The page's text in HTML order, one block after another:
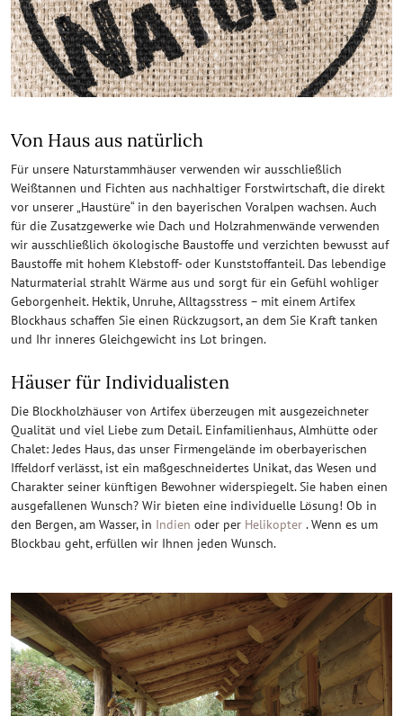
Von Haus aus natürlich
Für unsere Naturstammhäuser verwenden wir ausschließlich
Weißtannen und Fichten aus nachhaltiger Forstwirtschaft, die direkt
vor unserer „Haustüre“ in den bayerischen Voralpen wachsen. Auch
für die Zusatzgewerke wie Dach und Holzrahmenwände verwenden
wir ausschließlich ökologische Baustoffe und verzichten bewusst auf
Baustoffe mit hohem Klebstoff- oder Kunststoffanteil. Das lebendige
Naturmaterial strahlt Wärme aus und sorgt für ein Gefühl wohliger
Geborgenheit. Hektik, Unruhe, Alltagsstress – mit einem Artifex
Blockhaus schaffen Sie einen Rückzugsort, an dem Sie Kraft tanken
und Ihr inneres Gleichgewicht ins Lot bringen.
Häuser für Individualisten
Die Blockholzhäuser von Artifex überzeugen mit ausgezeichneter
Qualität und viel Liebe zum Detail. Einfamilienhaus, Almhütte oder
Chalet: Jedes Haus, das unser Firmengelände im oberbayerischen
Iffeldorf verlässt, ist ein maßgeschneidertes Unikat, das Wesen und
Charakter seiner künftigen Bewohner widerspiegelt. Sie haben einen
ausgefallenen Wunsch? Wir bieten eine individuelle Lösung! Ob in
den Bergen, am Wasser, in Indien oder per Helikopter . Wenn es um
Blockbau geht, erfüllen wir Ihnen jeden Wunsch.